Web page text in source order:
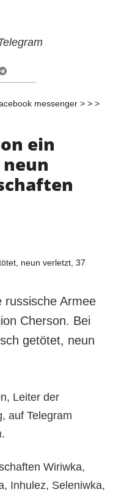
messenger > > >
ein
russische Armee
Cherson. Bei
getötet, neun
Leiter der
auf Telegram
Wiriwka,
Inhulez, Seleniwka,